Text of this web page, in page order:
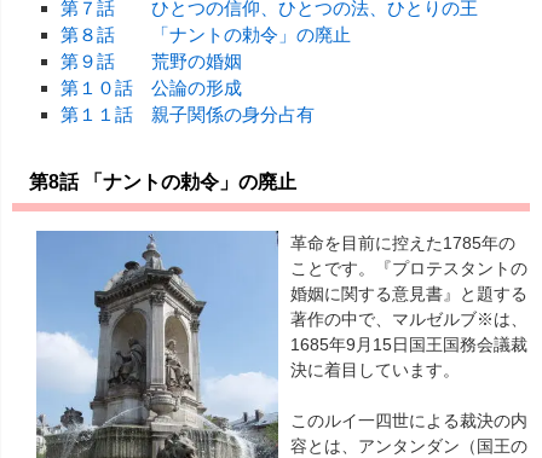
第７話 ひとつの信仰、ひとつの法、ひとりの王
第８話 「ナントの勅令」の廃止
第９話 荒野の婚姻
第１０話 公論の形成
第１１話 親子関係の身分占有
第8話 「ナントの勅令」の廃止
革命を目前に控えた1785年の
ことです。『プロテスタントの
婚姻に関する意見書』と題する
著作の中で、マルゼルブ※は、
1685年9月15日国王国務会議裁
決に着目しています。
このルイ一四世による裁決の内
容とは、アンタンダン（国王の